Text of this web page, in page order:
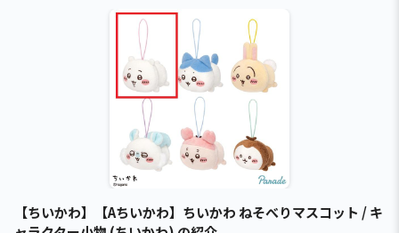
【ちいかわ】【Aちいかわ】ちいかわ ねそべりマスコット / キ